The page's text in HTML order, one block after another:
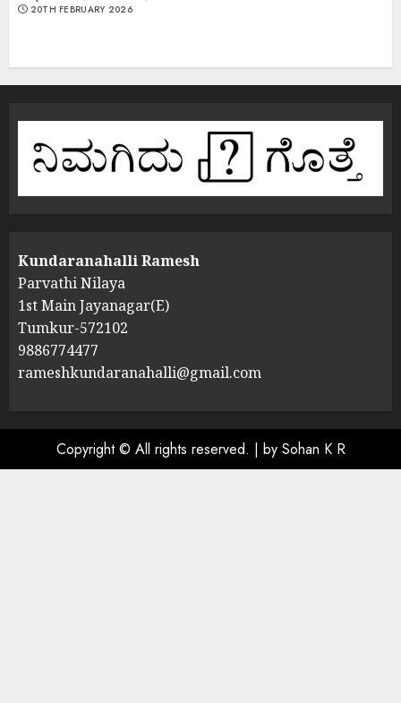
20TH FEBRUARY 2026
Kundaranahalli Ramesh
Parvathi Nilaya
1st Main Jayanagar(E)
Tumkur-572102
9886774477
rameshkundaranahalli@gmail.com
Copyright © All rights reserved. | by Sohan K R